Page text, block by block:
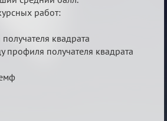
работ:
квадрата
профиля получателя квадрата